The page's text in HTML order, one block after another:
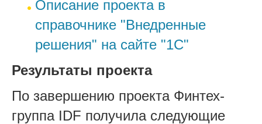
Описание проекта в
справочнике "Внедренные
решения" на сайте "1С"
Результаты проекта
По завершению проекта Финтех-
группа IDF получила следующие